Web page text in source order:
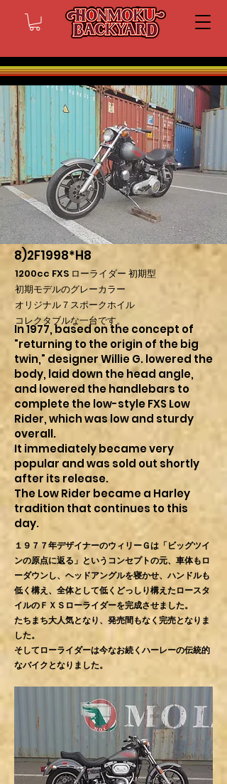
8)2F1998*H8
1200cc FXS ローライダー 初期型
初期モデルのグレーカラー
オリジナル７スポークホイル
コレクタブルな一台です。
In 1977, based on the concept of
"returning to the origin of the big
twin," designer Willie G. lowered the
body, laid down the head angle,
and lowered the handlebars to
complete the low-style FXS Low
Rider, which was low and sturdy
overall.
It immediately became very
popular and was sold out shortly
after its release.
The Low Rider became a Harley
tradition that continues to this
day.
１９７７年デザイナーのウィリーＧは「ビッグツイ
ンの原点に返る」というコンセプトの元、車体もロ
ーダウンし、ヘッドアングルを寝かせ、ハンドルも
低く構え、全体として低くどっしり構えたロースタ
イルのＦＸＳローライダーを完成させました。
たちまち大人気となり、発売間もなく完売となりま
した。
そしてローライダーは今なお続くハーレーの伝統的
なバイクとなりました。